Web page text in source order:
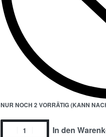
NUR NOCH 2 VORRÄTIG (KANN
In den